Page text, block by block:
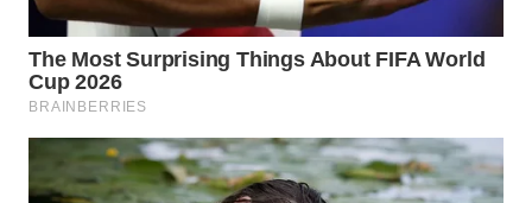
SERIBU
WN
TANGERANG
WN
BINJAI